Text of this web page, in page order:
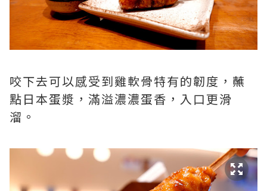
咬下去可以感受到雞軟骨特有的韌度，蘸
點日本蛋漿，滿溢濃濃蛋香，入口更滑
溜。